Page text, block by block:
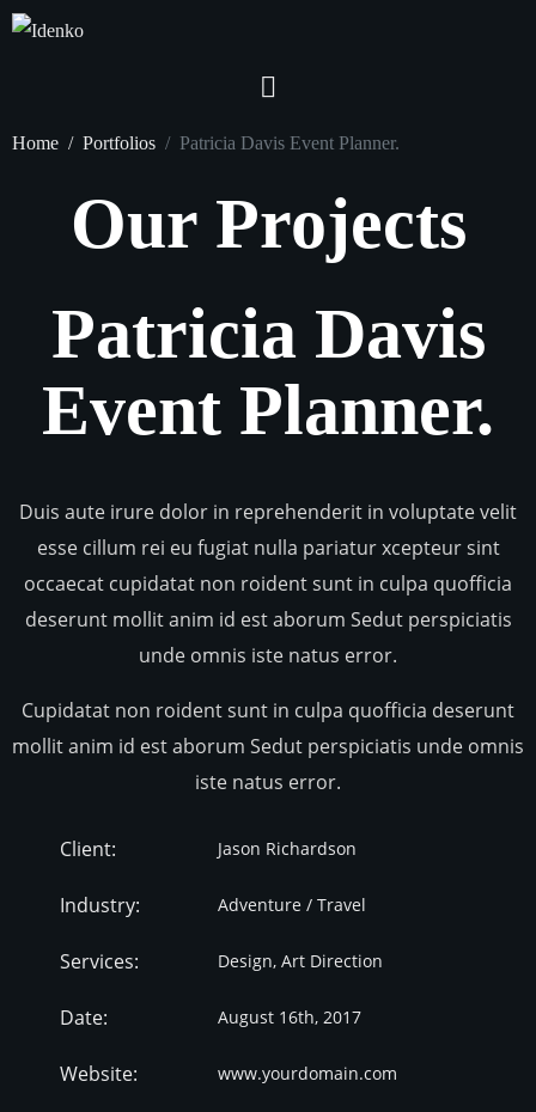
Home Portfolios Patricia Davis Event Planner.
Our Projects
Patricia Davis
Event Planner.
Duis aute irure dolor in reprehenderit in voluptate velit
esse cillum rei eu fugiat nulla pariatur xcepteur sint
occaecat cupidatat non roident sunt in culpa quofficia
deserunt mollit anim id est aborum Sedut perspiciatis
unde omnis iste natus error.
Cupidatat non roident sunt in culpa quofficia deserunt
mollit anim id est aborum Sedut perspiciatis unde omnis
iste natus error.
Client:
Industry:
Services:
Date:
Website:
Jason Richardson
Adventure / Travel
Design, Art Direction
August 16th, 2017
www.yourdomain.com